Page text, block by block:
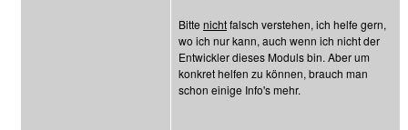
Bitte nichtfalsch verstehen, ich helfe gern,
wo ich nur kann, auch wenn ich nicht der
Entwickler dieses Moduls bin. Aber um
konkret helfen zu können, brauch man
schon einige Info's mehr.